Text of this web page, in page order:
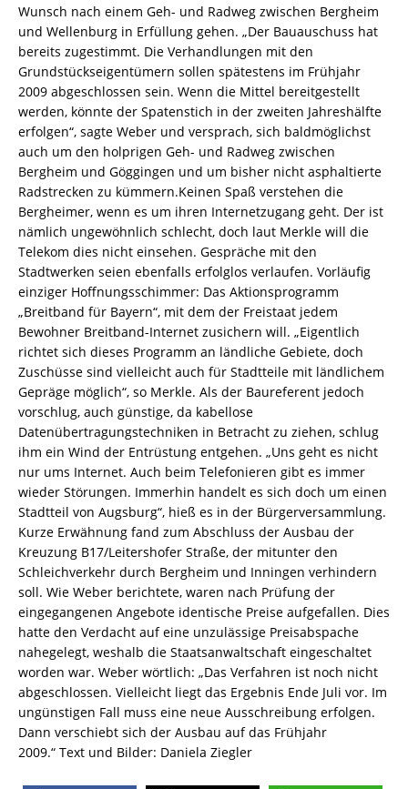
Wunsch nach einem Geh- und Radweg zwischen Bergheim
und Wellenburg in Erfüllung gehen. „Der Bauauschuss hat
bereits zugestimmt. Die Verhandlungen mit den
Grundstückseigentümern sollen spätestens im Frühjahr
2009 abgeschlossen sein. Wenn die Mittel bereitgestellt
werden, könnte der Spatenstich in der zweiten Jahreshälfte
erfolgen“, sagte Weber und versprach, sich baldmöglichst
auch um den holprigen Geh- und Radweg zwischen
Bergheim und Göggingen und um bisher nicht asphaltierte
Radstrecken zu kümmern.Keinen Spaß verstehen die
Bergheimer, wenn es um ihren Internetzugang geht. Der ist
nämlich ungewöhnlich schlecht, doch laut Merkle will die
Telekom dies nicht einsehen. Gespräche mit den
Stadtwerken seien ebenfalls erfolglos verlaufen. Vorläufig
einziger Hoffnungsschimmer: Das Aktionsprogramm
„Breitband für Bayern“, mit dem der Freistaat jedem
Bewohner Breitband-Internet zusichern will. „Eigentlich
richtet sich dieses Programm an ländliche Gebiete, doch
Zuschüsse sind vielleicht auch für Stadtteile mit ländlichem
Gepräge möglich“, so Merkle. Als der Baureferent jedoch
vorschlug, auch günstige, da kabellose
Datenübertragungstechniken in Betracht zu ziehen, schlug
ihm ein Wind der Entrüstung entgehen. „Uns geht es nicht
nur ums Internet. Auch beim Telefonieren gibt es immer
wieder Störungen. Immerhin handelt es sich doch um einen
Stadtteil von Augsburg“, hieß es in der Bürgerversammlung.
Kurze Erwähnung fand zum Abschluss der Ausbau der
Kreuzung B17/Leitershofer Straße, der mitunter den
Schleichverkehr durch Bergheim und Inningen verhindern
soll. Wie Weber berichtete, waren nach Prüfung der
eingegangenen Angebote identische Preise aufgefallen. Dies
hatte den Verdacht auf eine unzulässige Preisabspache
nahegelegt, weshalb die Staatsanwaltschaft eingeschaltet
worden war. Weber wörtlich: „Das Verfahren ist noch nicht
abgeschlossen. Vielleicht liegt das Ergebnis Ende Juli vor. Im
ungünstigen Fall muss eine neue Ausschreibung erfolgen.
Dann verschiebt sich der Ausbau auf das Frühjahr
2009.“ Text und Bilder: Daniela Ziegler